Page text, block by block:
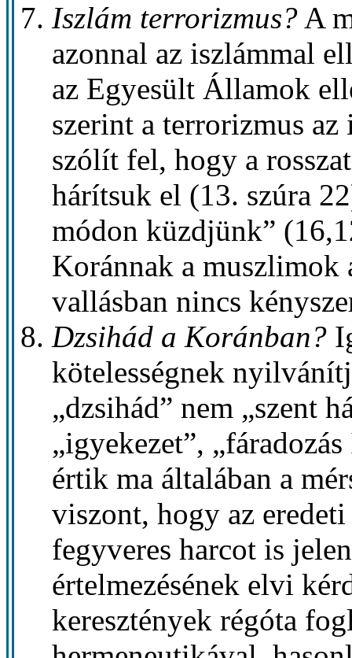
Iszlám terrorizmus? A
azonnal az iszlámmal
az Egyesült Államok
szerint a terrorizmus
szólít fel, hogy a
hárítsuk el (13. szúra
módon küzdjünk”
Koránnak a muszlimok
vallásban nincs
Dzsihád a Koránban?
kötelességnek
„dzsihád” nem „szent
„igyekezet”,
értik ma általában a
viszont, hogy az
fegyveres harcot is
értelmezésének elvi
keresztények régóta